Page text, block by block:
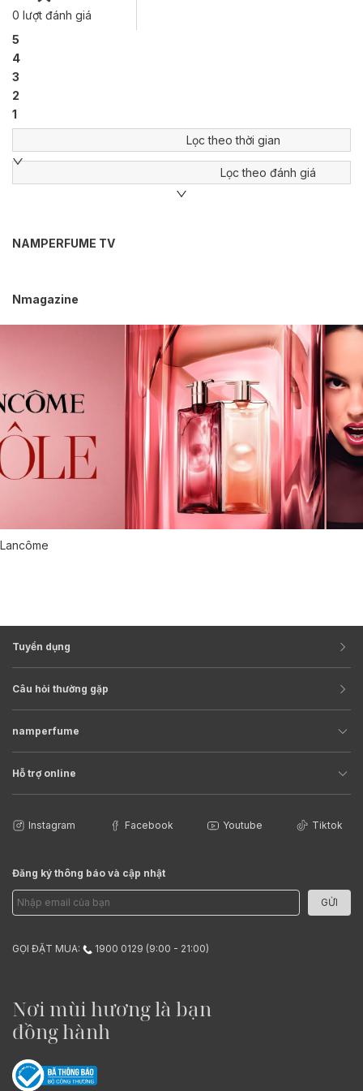
0 lượt đánh giá
5
4
3
2
1
Lọc theo thời gian
Lọc theo đánh giá
NAMPERFUME TV
Nmagazine
Lancôme
Tuyển dụng
Câu hỏi thường gặp
namperfume
Hỗ trợ online
Instagram Facebook Youtube Tiktok
Đăng ký thông báo và cập nhật
GỬI
GỌI ĐẶT MUA: 1900 0129 (9:00 - 21:00)
Nơi mùi hương là bạn
đồng hành